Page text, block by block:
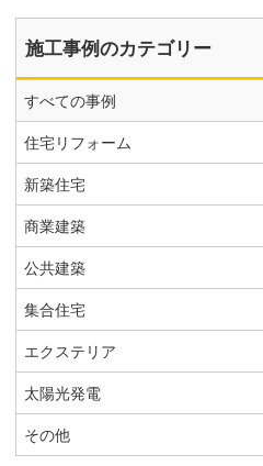
施工事例のカテゴリー
すべての事例
住宅リフォーム
新築住宅
商業建築
公共建築
集合住宅
エクステリア
太陽光発電
その他